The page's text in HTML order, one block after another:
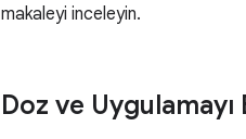
makaleyi inceleyin.
Doz ve